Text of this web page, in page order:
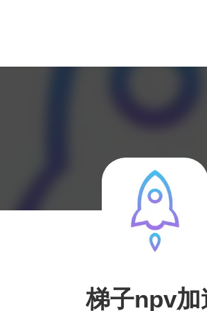
梯子npv加